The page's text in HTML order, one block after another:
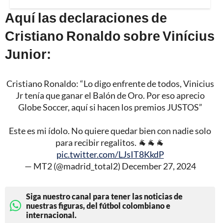
Aquí las declaraciones de
Cristiano Ronaldo sobre Vinícius
Junior:
Cristiano Ronaldo: “Lo digo enfrente de todos, Vinicius
Jr tenía que ganar el Balón de Oro. Por eso aprecio
Globe Soccer, aquí si hacen los premios JUSTOS”
Este es mi ídolo. No quiere quedar bien con nadie solo
para recibir regalitos. 🐐🐐🐐
pic.twitter.com/LJsIT8KkdP
— MT2 (@madrid_total2) December 27, 2024
Siga nuestro canal para tener las noticias de
nuestras figuras, del fútbol colombiano e
internacional.